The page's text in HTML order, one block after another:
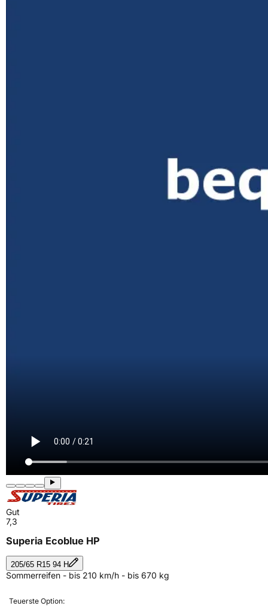
Gut
7,3
Superia Ecoblue HP
205/65 R15 94 H
Sommerreifen - bis 210 km/h - bis 670 kg
Teuerste Option: